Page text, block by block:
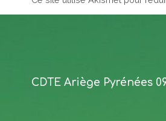
CDTE Ariège Pyrénées